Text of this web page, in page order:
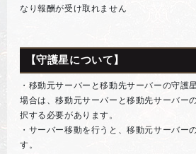
なり報酬が受け取れません
【守護星について】
・移動元サーバーと移動先サーバーの守護
場合は、移動元サーバーと移動先サーバー
択する必要があります。
・サーバー移動を行うと、移動元サーバー
す。